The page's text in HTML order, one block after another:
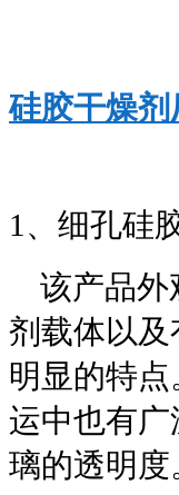
硅胶干燥剂
1、细孔硅
该产品外
剂载体以
明显的特
运中也有
璃的透明度